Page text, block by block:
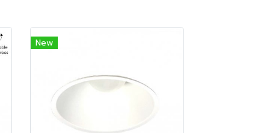
New